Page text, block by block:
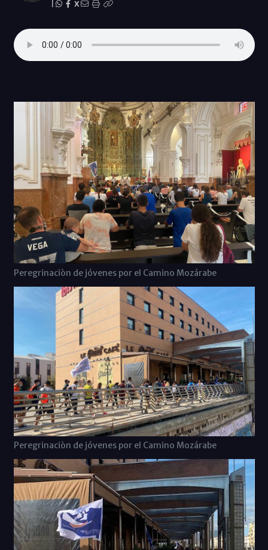
X
Peregrinaciòn de jóvenes por el Camino Mozárabe
Peregrinaciòn de jóvenes por el Camino Mozárabe